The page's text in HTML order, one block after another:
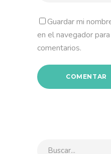
Guardar mi
en el navegador
comentarios.
Buscar